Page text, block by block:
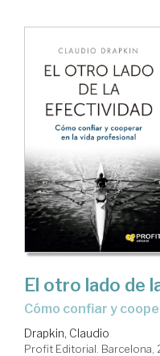
El otro lado de
Cómo confiar y
Drapkin, Claudio
Profit Editorial. Barcelona,